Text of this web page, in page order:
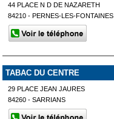
44 PLACE N D DE NAZARETH
84210 - PERNES-LES-FONTAINES
TABAC DU CENTRE
29 PLACE JEAN JAURES
84260 - SARRIANS